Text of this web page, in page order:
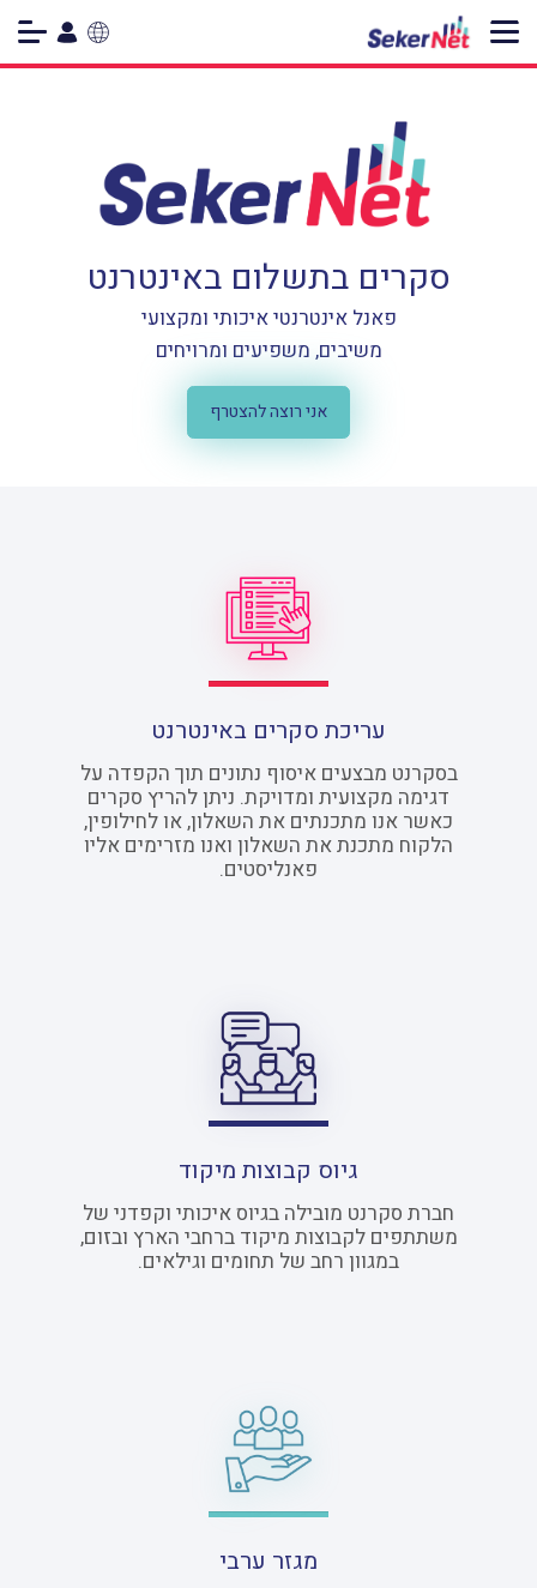
עברית English
סקרים בתשלום באינטרנט
פאנל אינטרנטי איכותי ומקצועי
משיבים, משפיעים ומרויחים
אני רוצה להצטרף
עריכת סקרים באינטרנט
בסקרנט מבצעים איסוף נתונים תוך הקפדה על
דגימה מקצועית ומדויקת. ניתן להריץ סקרים
כאשר אנו מתכנתים את השאלון, או לחילופין,
הלקוח מתכנת את השאלון ואנו מזרימים אליו
פאנליסטים.
גיוס קבוצות מיקוד
חברת סקרנט מובילה בגיוס איכותי וקפדני של
משתתפים לקבוצות מיקוד ברחבי הארץ ובזום,
במגוון רחב של תחומים וגילאים.
מגזר ערבי